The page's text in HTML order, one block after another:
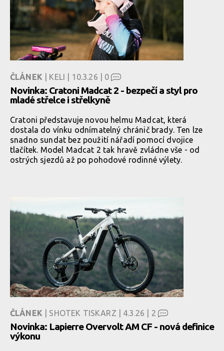
ČLÁNEK | KELI | 10.3.26 | 0
Novinka: Cratoni Madcat 2 - bezpečí a styl pro
mladé střelce i střelkyně
Cratoni představuje novou helmu Madcat, která
dostala do vínku odnímatelný chránič brady. Ten lze
snadno sundat bez použití nářadí pomocí dvojice
tlačítek. Model Madcat 2 tak hravě zvládne vše - od
ostrých sjezdů až po pohodové rodinné výlety.
ČLÁNEK | SHOTEK TISKARZ | 4.3.26 | 2
Novinka: Lapierre Overvolt AM CF - nová definice
výkonu